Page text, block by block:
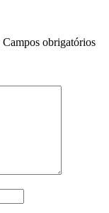
Campos obrigatórios